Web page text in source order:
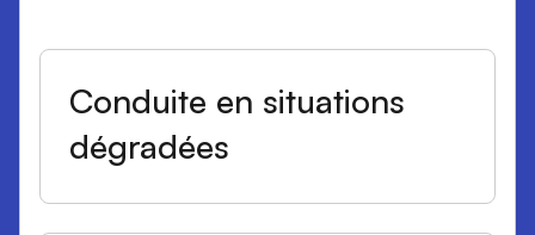
Conduite en situations
dégradées